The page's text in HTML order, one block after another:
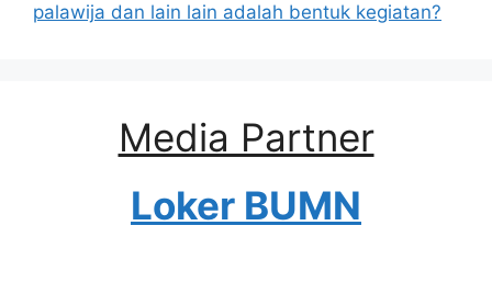
palawija dan lain lain adalah bentuk kegiatan?
Media Partner
Loker BUMN